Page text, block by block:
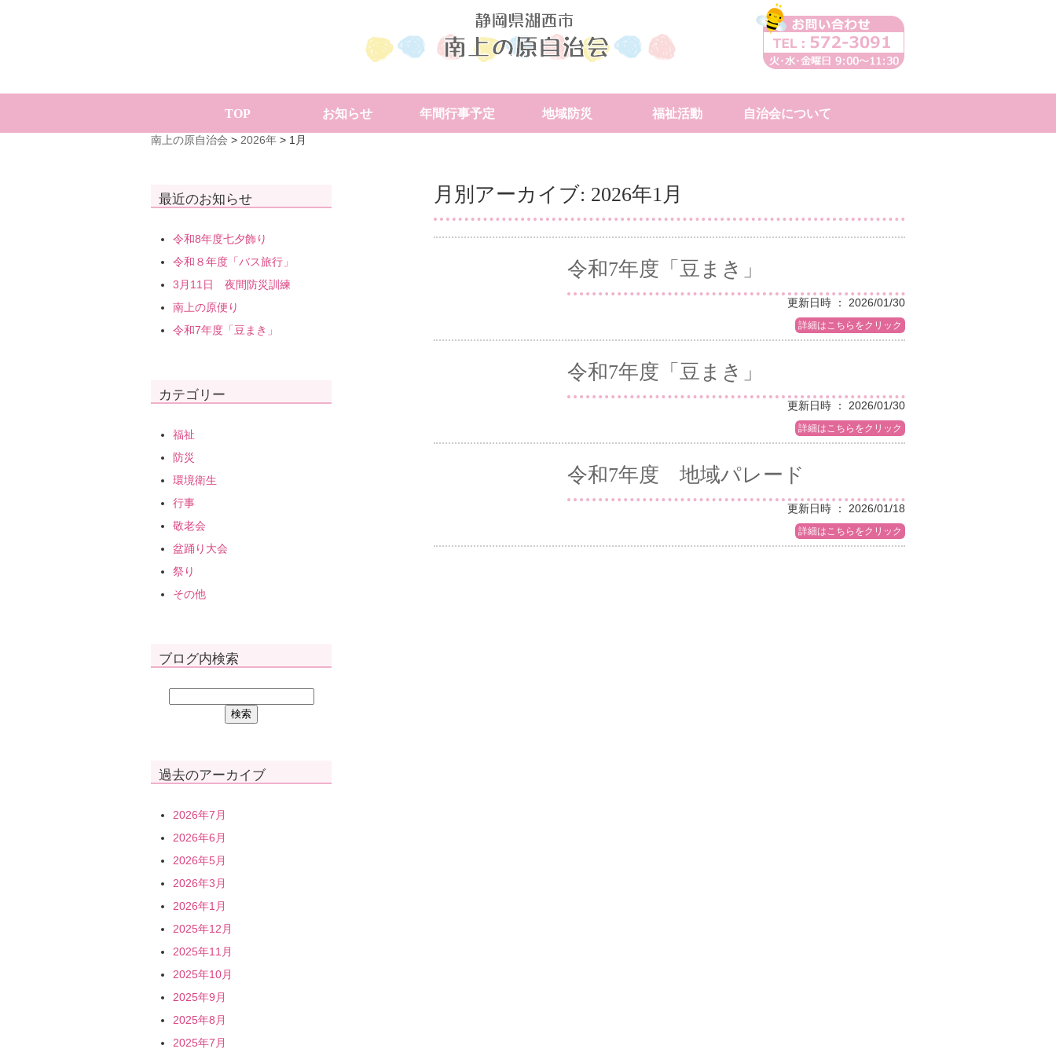
TOP お知らせ 年間行事予定 地域防災 福祉活動 自治会について
南上の原自治会 > 2026年 > 1月
月別アーカイブ: 2026年1月
令和7年度「豆まき」
更新日時 ： 2026/01/30
詳細はこちらをクリック
令和7年度「豆まき」
更新日時 ： 2026/01/30
詳細はこちらをクリック
令和7年度 地域パレード
更新日時 ： 2026/01/18
詳細はこちらをクリック
最近のお知らせ
令和8年度七夕飾り
令和８年度「バス旅行」
3月11日 夜間防災訓練
南上の原便り
令和7年度「豆まき」
カテゴリー
福祉
防災
環境衛生
行事
敬老会
盆踊り大会
祭り
その他
ブログ内検索
過去のアーカイブ
2026年7月
2026年6月
2026年5月
2026年3月
2026年1月
2025年12月
2025年11月
2025年10月
2025年9月
2025年8月
2025年7月